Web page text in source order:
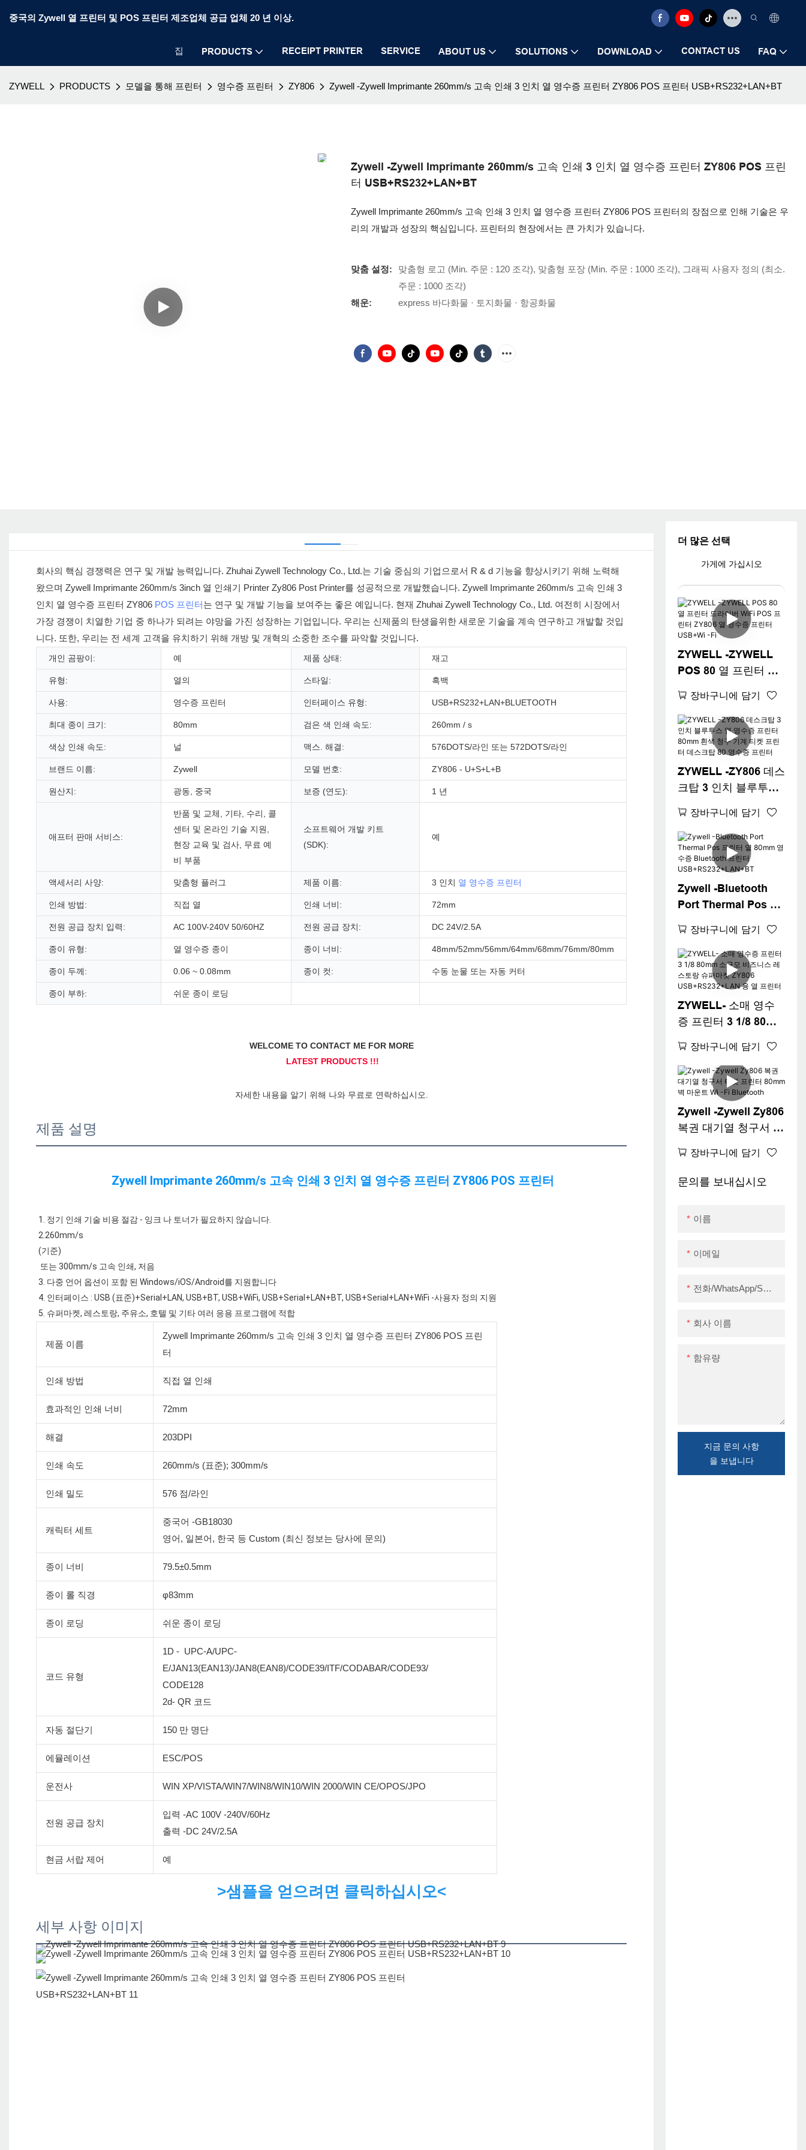
중국의 Zywell 열 프린터 및 POS 프린터 제조업체 공급 업체 20 년 이상.
집 PRODUCTS RECEIPT PRINTER SERVICE ABOUT US SOLUTIONS DOWNLOAD CONTACT US FAQ
ZYWELL PRODUCTS 모델을 통해 프린터 영수증 프린터 ZY806 Zywell -Zywell Imprimante 260mm/s 고속 인쇄 3 인치 열 영수증 프린터 ZY806 POS 프린터 USB+RS232+LAN+BT
Zywell -Zywell Imprimante 260mm/s 고속 인쇄 3 인치 열 영수증 프린터 ZY806 POS 프린
터 USB+RS232+LAN+BT
Zywell Imprimante 260mm/s 고속 인쇄 3 인치 열 영수증 프린터 ZY806 POS 프린터의 장점으로 인해 기술은 우
리의 개발과 성장의 핵심입니다. 프린터의 현장에서는 큰 가치가 있습니다.
맞춤 설정:
맞춤형 로고 (Min. 주문 : 120 조각), 맞춤형 포장 (Min. 주문 : 1000 조각), 그래픽 사용자 정의 (최소.
주문 : 1000 조각)
해운:
express 바다화물 · 토지화물 · 항공화물
더 많은 선택
가게에 가십시오
ZYWELL -ZYWELL
POS 80 열 프린터 드
린터 ZY806 열 영수증
프린터 USB+Wi -Fi
장바구니에 담기
ZYWELL -ZY806 데스
크탑 3 인치 블루투스
80mm 흰색 청구 기계
티켓 프린터 데스크탑
80 영수증 프린터
장바구니에 담기
Zywell -Bluetooth
Port Thermal Pos 프
Bluetooth 프린터
USB+RS232+LAN+B
T
장바구니에 담기
ZYWELL- 소매 영수
증 프린터 3 1/8 80mm
토랑 슈퍼마켓 ZY806
USB+RS232+LAN 용
열 프린터
장바구니에 담기
Zywell -Zywell Zy806
복권 대기열 청구서 티
마운트 Wi -Fi
Bluetooth
장바구니에 담기
문의를 보내십시오
이름
이메일
전화/WhatsApp/Skype
회사 이름
함유량
지금 문의 사항
을 보냅니다
회사의 핵심 경쟁력은 연구 및 개발 능력입니다. Zhuhai Zywell Technology Co., Ltd.는 기술 중심의 기업으로서 R & d 기능을 향상시키기 위해 노력해
왔으며 Zywell Imprimante 260mm/s 3inch 열 인쇄기 Printer Zy806 Post Printer를 성공적으로 개발했습니다. Zywell Imprimante 260mm/s 고속 인쇄 3
인치 열 영수증 프린터 ZY806 POS 프린터는 연구 및 개발 기능을 보여주는 좋은 예입니다. 현재 Zhuhai Zywell Technology Co., Ltd. 여전히 시장에서
가장 경쟁이 치열한 기업 중 하나가 되려는 야망을 가진 성장하는 기업입니다. 우리는 신제품의 탄생을위한 새로운 기술을 계속 연구하고 개발할 것입
니다. 또한, 우리는 전 세계 고객을 유치하기 위해 개방 및 개혁의 소중한 조수를 파악할 것입니다.
개인 곰팡이: 예 제품 상태: 재고
유형: 열의 스타일: 흑백
사용: 영수증 프린터 인터페이스 유형: USB+RS232+LAN+BLUETOOTH
최대 종이 크기: 80mm 검은 색 인쇄 속도: 260mm / s
색상 인쇄 속도: 널 맥스. 해결: 576DOTS/라인 또는 572DOTS/라인
브랜드 이름: Zywell 모델 번호: ZY806 - U+S+L+B
원산지: 광동, 중국 보증 (연도): 1 년
애프터 판매 서비스:
반품 및 교체, 기타, 수리, 콜
센터 및 온라인 기술 지원,
현장 교육 및 검사, 무료 예
비 부품
소프트웨어 개발 키트
(SDK):
예
액세서리 사양: 맞춤형 플러그 제품 이름: 3 인치 열 영수증 프린터
인쇄 방법: 직접 열 인쇄 너비: 72mm
전원 공급 장치 입력: AC 100V-240V 50/60HZ 전원 공급 장치: DC 24V/2.5A
종이 유형: 열 영수증 종이 종이 너비: 48mm/52mm/56mm/64mm/68mm/76mm/80mm
종이 두께: 0.06 ~ 0.08mm 종이 컷: 수동 눈물 또는 자동 커터
종이 부하: 쉬운 종이 로딩
제품 설명
1. 정기 인쇄 기술 비용 절감 - 잉크 나 토너가 필요하지 않습니다.
3. 다중 언어 옵션이 포함 된 Windows/iOS/Android를 지원합니다
4. 인터페이스 : USB (표준)+Serial+LAN, USB+BT, USB+WiFi, USB+Serial+LAN+BT, USB+Serial+LAN+WiFi -사용자 정의 지원
제품 이름
Zywell Imprimante 260mm/s 고속 인쇄 3 인치 열 영수증 프린터 ZY806 POS 프린
터
인쇄 방법 직접 열 인쇄
효과적인 인쇄 너비 72mm
해결 203DPI
인쇄 속도 260mm/s (표준); 300mm/s
인쇄 밀도 576 점/라인
캐릭터 세트
중국어 -GB18030
영어, 일본어, 한국 등 Custom (최신 정보는 당사에 문의)
종이 너비 79.5±0.5mm
종이 롤 직경 φ83mm
종이 로딩 쉬운 종이 로딩
코드 유형
1D - UPC-A/UPC-
E/JAN13(EAN13)/JAN8(EAN8)/CODE39/ITF/CODABAR/CODE93/
CODE128
2d- QR 코드
자동 절단기 150 만 명단
에뮬레이션 ESC/POS
운전사 WIN XP/VISTA/WIN7/WIN8/WIN10/WIN 2000/WIN CE/OPOS/JPO
전원 공급 장치
입력 -AC 100V -240V/60Hz
출력 -DC 24V/2.5A
현금 서랍 제어 예
>샘플을 얻으려면 클릭하십시오<
세부 사항 이미지